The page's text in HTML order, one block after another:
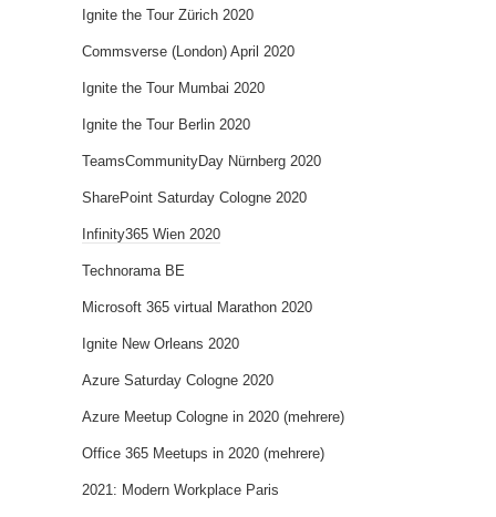
Ignite the Tour Zürich 2020
Commsverse (London) April 2020
Ignite the Tour Mumbai 2020
Ignite the Tour Berlin 2020
TeamsCommunityDay Nürnberg 2020
SharePoint Saturday Cologne 2020
Infinity365 Wien 2020
Technorama BE
Microsoft 365 virtual Marathon 2020
Ignite New Orleans 2020
Azure Saturday Cologne 2020
Azure Meetup Cologne in 2020 (mehrere)
Office 365 Meetups in 2020 (mehrere)
2021: Modern Workplace Paris